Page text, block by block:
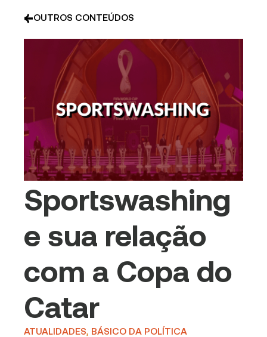
OUTROS CONTEÚDOS
Sportswashing
e sua relação
com a Copa do
Catar
ATUALIDADES BÁSICO DA POLÍTICA